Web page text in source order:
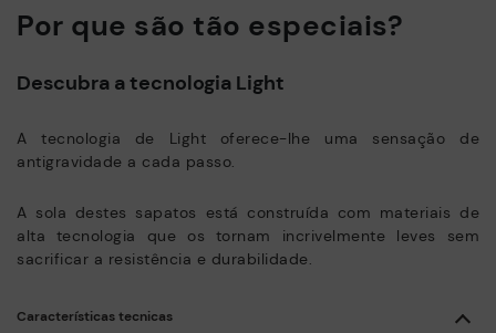
Por que são tão especiais?
Descubra a tecnologia Light
A tecnologia de Light oferece-lhe uma sensação de
antigravidade a cada passo.
A sola destes sapatos está construída com materiais de
alta tecnologia que os tornam incrivelmente leves sem
sacrificar a resistência e durabilidade.
Características tecnicas